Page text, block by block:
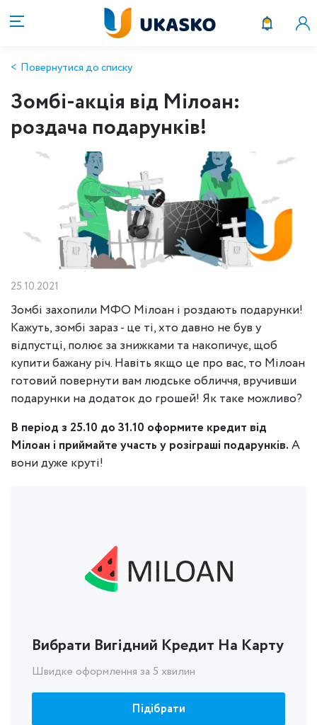
Повернутися до списку
Зомбі-акція від Мілоан:
роздача подарунків!
25.10.2021
Зомбі захопили МФО Мілоан і роздають подарунки!
Кажуть, зомбі зараз - це ті, хто давно не був у
відпустці, полює за знижками та накопичує, щоб
купити бажану річ. Навіть якщо це про вас, то Мілоан
готовий повернути вам людське обличчя, вручивши
подарунки на додаток до грошей! Як таке можливо?
В період з 25.10 до 31.10 оформите кредит від
Мілоан і приймайте участь у розіграші подарунків. А
вони дуже круті!
Вибрати Вигідний Кредит На Карту
Швидке оформлення за 5 хвилин
Підібрати